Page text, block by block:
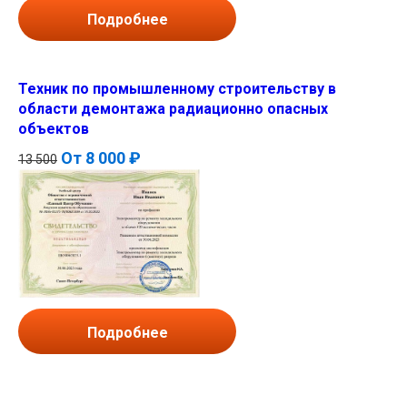
Подробнее
Техник по промышленному строительству в
области демонтажа радиационно опасных
объектов
13 500 От 8 000 ₽
Подробнее